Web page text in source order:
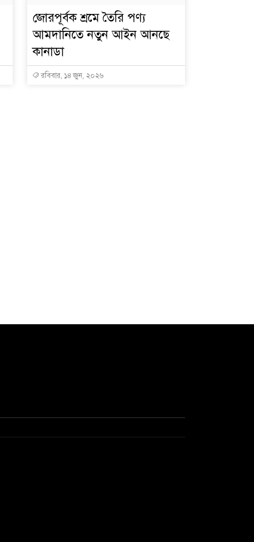
জোরপূর্বক শ্রমে তৈরি পণ্য
আমদানিতে নতুন আইন আনছে
কানাডা
রবিবার, ১৪ জুন, ২০২৬